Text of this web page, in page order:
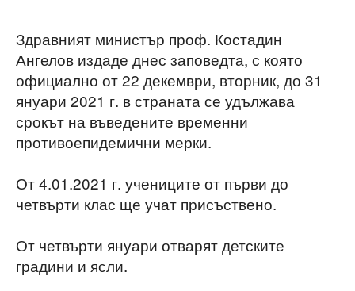
Здравният министър проф. Костадин
Ангелов издаде днес заповедта, с която
официално от 22 декември, вторник, до 31
януари 2021 г. в страната се удължава
срокът на въведените временни
противоепидемични мерки.
От 4.01.2021 г. учениците от първи до
четвърти клас ще учат присъствено.
От четвърти януари отварят детските
градини и ясли.